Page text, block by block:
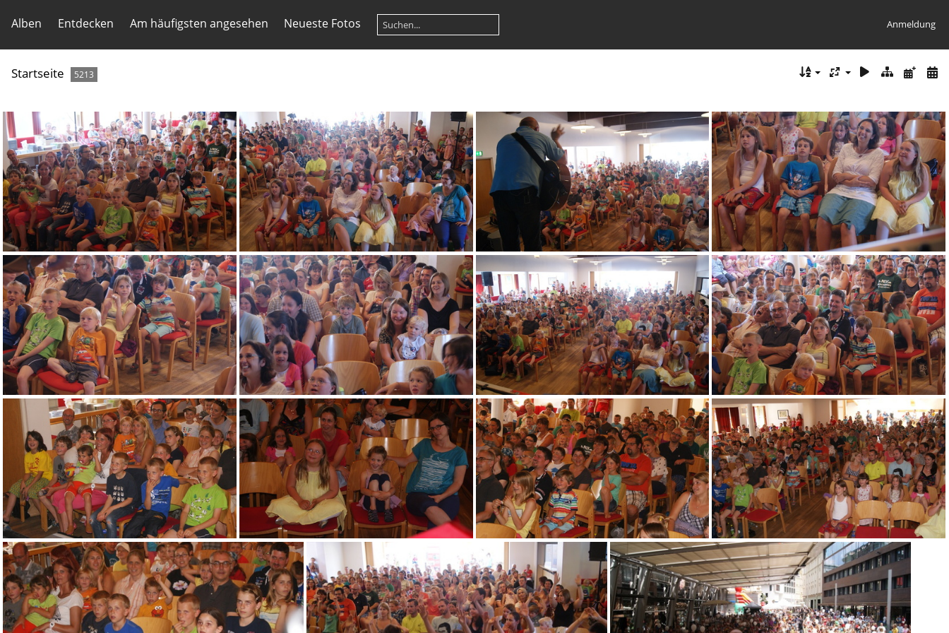
Alben Entdecken Am häufigsten angesehen Neueste Fotos Anmeldung
Startseite 5213
DSC08674 DSC08677 DSC08679 DSC08681
DSC08682 DSC08684 DSC08686 DSC08687
DSC08698 DSC08700 DSC08701 DSC08702